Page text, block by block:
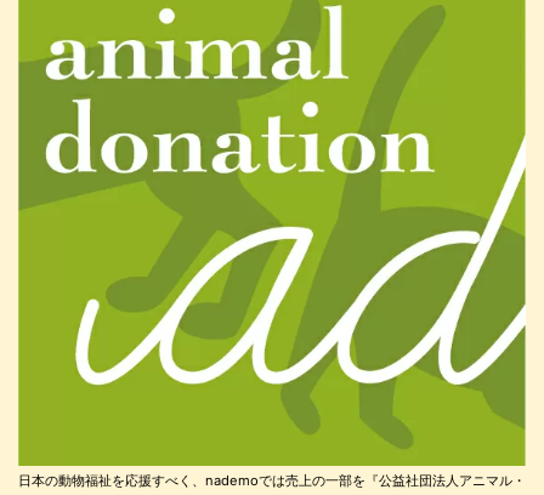
日本の動物福祉を応援すべく、nademoでは売上の一部を『公益社団法人アニマル・